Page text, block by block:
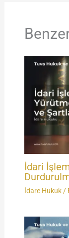
İdari
İdare Hukuk/